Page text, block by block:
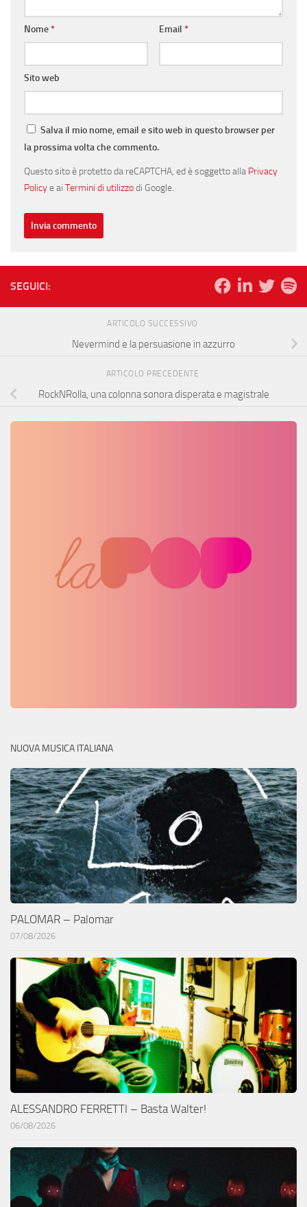
Nome* Email *
Sito web
Salva il mio nome, email e sito web in questo browser per
la prossima volta che commento.
Questo sito è protetto da reCAPTCHA, ed è soggetto alla Privacy
Policye ai Termini di utilizzodi Google.
SEGUICI:
ARTICOLO SUCCESSIVO
Nevermind e la persuasione in azzurro
ARTICOLO PRECEDENTE
RockNRolla, una colonna sonora disperata e magistrale
NUOVA MUSICA ITALIANA
PALOMAR – Palomar
07/08/2026
ALESSANDRO FERRETTI – Basta Walter!
06/08/2026